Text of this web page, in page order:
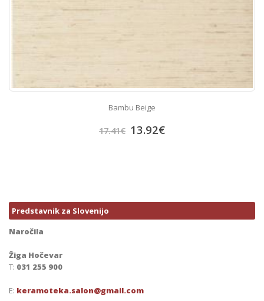
Bambu Beige
17.41€ 13.92€
Predstavnik za Slovenijo
Naročila
Žiga Hočevar
T: 031 255 900
E: keramoteka.salon@gmail.com